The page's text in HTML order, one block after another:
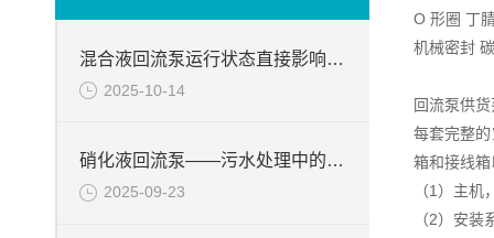
混合液回流泵运行状态直接影响整个工艺流程的稳定性与效率
2025-10-14
硝化液回流泵——污水处理中的关键角色
2025-09-23
O 形圈 丁
机械密封
回流泵供
每套完整
箱和接线
（1）主
（2）安